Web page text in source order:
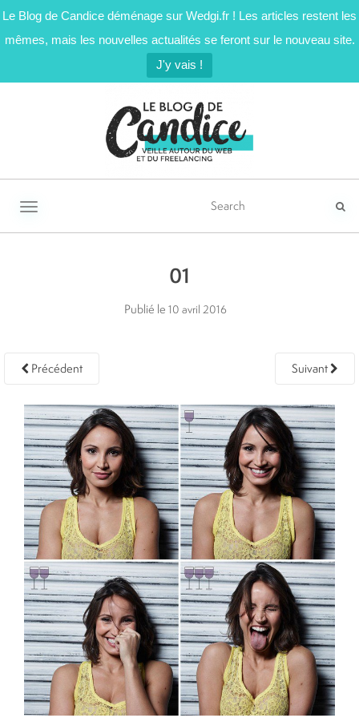
Le Blog de Candice déménage sur Wedgi.fr ! Les articles restent les
mêmes, mais les nouvelles actualités se feront sur le nouveau site.
J'y vais !
Activer/désactiver la navigation
01
Publié le 10 avril 2016
Précédent Suivant